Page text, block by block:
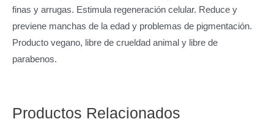
finas y arrugas. Estimula regeneración celular. Reduce y
previene manchas de la edad y problemas de pigmentación.
Producto vegano, libre de crueldad animal y libre de
parabenos.
Productos Relacionados